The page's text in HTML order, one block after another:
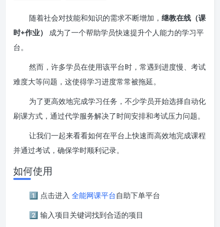
随着社会对技能和知识的需求不断增加， 继教在线（课
时+作业）
成为了一个帮助学员快速提升个人能力的学习平
台。
然而，许多学员在使用该平台时，常遇到进度慢、考试
难度大等问题，这使得学习进度常常被拖延。
为了更高效地完成学习任务，不少学员开始选择自动化
刷课方式，通过代学服务解决了时间安排和考试压力问题。
让我们一起来看看如何在平台上快速而高效地完成课程
并通过考试，确保学时顺利记录。
如何使用
1️⃣ 点击进入 全能网课平台自助下单平台
2️⃣ 输入项目关键词找到合适的项目